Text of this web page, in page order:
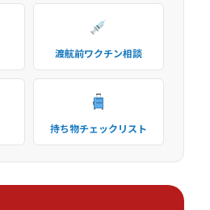
渡航前ワクチン相談
持ち物チェックリスト